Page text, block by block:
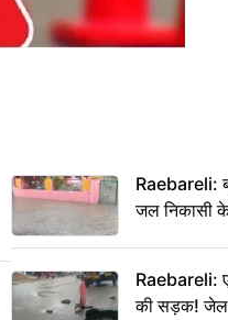
Raebareli:
जल निकासी
Raebareli:
की सड़क! जेल